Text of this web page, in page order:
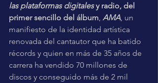
las plataformas digitales y radio, del
primer sencillo del álbum AMA, un
manifiesto de la identidad artística
renovada del cantautor que ha batido
récords y quien en más de 35 años de
carrera ha vendido 70 millones de
discos y conseguido más de 2 mil